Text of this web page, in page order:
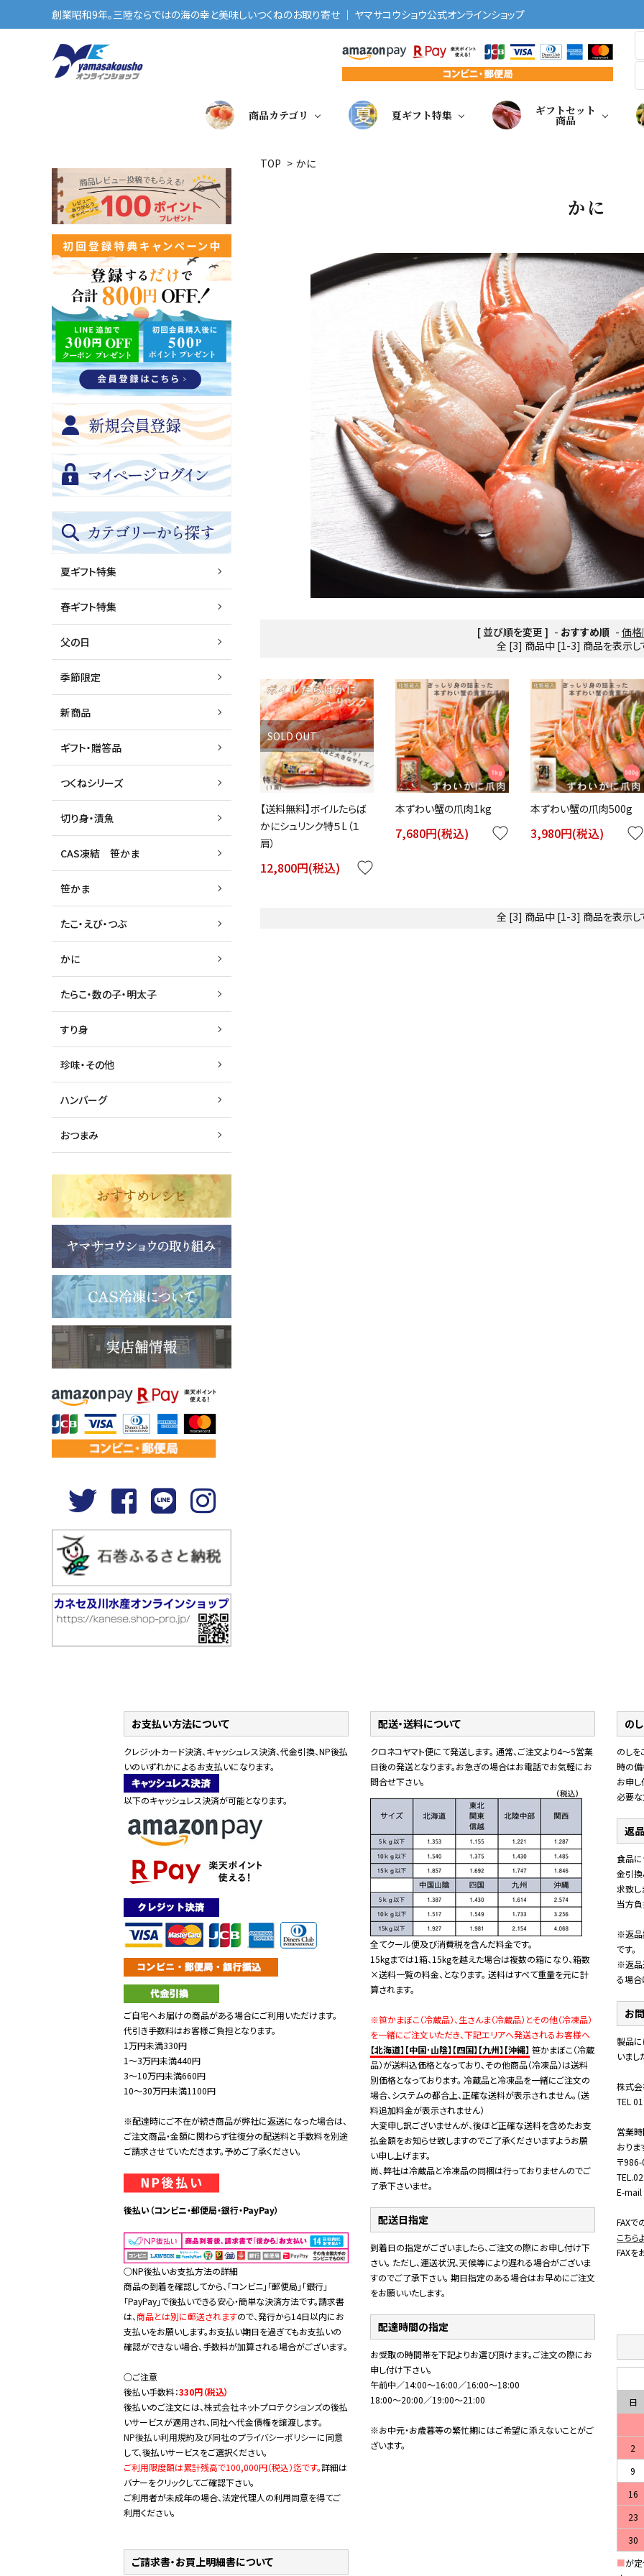
創業昭和9年。三陸ならではの海の幸と美味しいつくねのお取り寄せ ｜ ヤマサコウショウ公式オンラインショップ
商品カテゴリ 夏ギフト特集 ギフトセット
商品
TOP > かに
かに
[ 並び順を変更 ] - おすすめ順 - 価
全 [3] 商品中 [1-3] 商品を表示し
SOLD OUT
【送料無料】ボイルたらば
かにシュリンク特５L（１
肩）
12,800円(税込) favorite
本ずわい蟹の爪肉1kg
7,680円(税込) favorite
本ずわい蟹の爪肉500g
3,980円(税込) favorite
全 [3] 商品中 [1-3] 商品を表示し
夏ギフト特集
春ギフト特集
父の日
季節限定
新商品
ギフト・贈答品
つくねシリーズ
切り身・漬魚
CAS凍結 笹かま
笹かま
たこ・えび・つぶ
かに
たらこ・数の子・明太子
すり身
珍味・その他
ハンバーグ
おつまみ
お支払い方法について
クレジットカード決済、キャッシュレス決済、代金引換、NP後払
いのいずれかによるお支払いになります。
以下のキャッシュレス決済が可能となります。
ご自宅へお届けの商品がある場合にご利用いただけます。
代引き手数料はお客様ご負担となります。
1万円未満330円
1～3万円未満440円
3～10万円未満660円
10～30万円未満1100円
※配達時にご不在が続き商品が弊社に返送になった場合は、
ご注文商品・金額に関わらず往復分の配送料と手数料を別途
ご請求させていただきます。予めご了承ください。
後払い（コンビニ・郵便局・銀行・PayPay）
○NP後払いお支払方法の詳細
商品の到着を確認してから、「コンビニ」「郵便局」「銀行」
「PayPay」で後払いできる安心・簡単な決済方法です。請求書
は、商品とは別に郵送されますので、発行から14日以内にお
支払いをお願いします。お支払い期日を過ぎてもお支払いの
確認ができない場合、手数料が加算される場合がございます。
○ご注意
後払い手数料：330円（税込）
後払いのご注文には、株式会社ネットプロテクションズの後払
いサービスが適用され、同社へ代金債権を譲渡します。
NP後払い利用規約及び同社のプライバシーポリシーに同意
して、後払いサービスをご選択ください。
ご利用限度額は累計残高で100,000円（税込）迄です。詳細は
バナーをクリックしてご確認下さい。
ご利用者が未成年の場合、法定代理人の利用同意を得てご
利用ください。
ご請求書・お買上明細書について
配送・送料について
クロネコヤマト便にて発送します。 通常、ご注文より4～5営業
日後の発送となります。お急ぎの場合はお電話でお気軽にお
問合せ下さい。
全てクール便及び消費税を含んだ料金です。
15kgまでは1箱、15kgを越えた場合は複数の箱になり、箱数
×送料一覧の料金、となります。 送料はすべて重量を元に計
算されます。
※笹かまぼこ（冷蔵品）、生さんま（冷蔵品）とその他（冷凍品）
を一緒にご注文いただき、下記エリアへ発送されるお客様へ
【北海道】【中国･山陰】【四国】【九州】【沖縄】 笹かまぼこ（冷蔵
品）が送料込価格となっており、その他商品（冷凍品）は送料
別価格となっております。 冷蔵品と冷凍品を一緒にご注文の
場合、システムの都合上、正確な送料が表示されません。（送
料追加料金が表示されません）
大変申し訳ございませんが、後ほど正確な送料を含めたお支
払金額をお知らせ致しますのでご了承くださいますようお願
い申し上げます。
尚、弊社は冷蔵品と冷凍品の同梱は行っておりませんのでご
了承下さいませ。
配送日指定
到着日の指定がございましたら、ご注文の際にお申し付け下
さい。 ただし、運送状況、天候等により遅れる場合がございま
すのでご了承下さい。 期日指定のある場合はお早めにご注文
をお願いいたします。
配達時間の指定
お受取の時間帯を下記よりお選び頂けます。ご注文の際にお
申し付け下さい。
午前中／14:00～16:00／16:00～18:00
18:00～20:00／19:00～21:00
※お中元・お歳暮等の繁忙期にはご希望に添えないことがご
ざいます。
の
のしを
時の備
お申し
必要な
返
食品に
金引
求致し
当方負
※返品
です。
※返品
る場合
お
製品に
いまし
株式会
TEL
営業
おりま
〒
E-
FAXで
こちら
FAXを
日
2
9
16
23
30
■が